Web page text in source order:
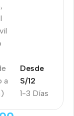
a
1-3 Días
Desde
S/12